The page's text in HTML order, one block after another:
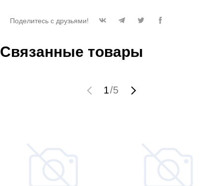
Поделитесь с друзьями!
Связанные товары
1/5